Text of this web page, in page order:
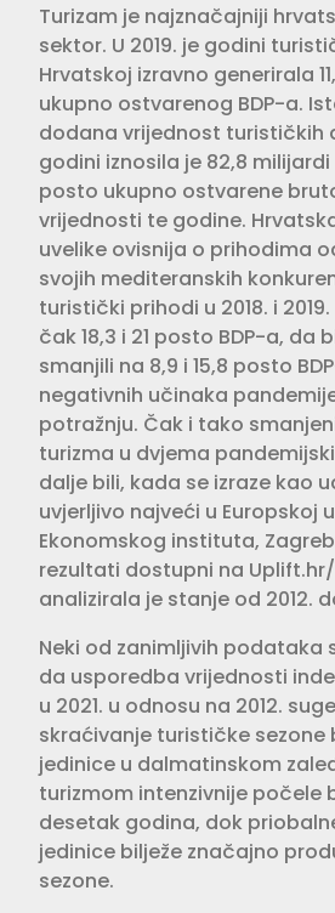
Turizam je najznačajniji
sektor. U 2019. je godini
Hrvatskoj izravno generirala
ukupno ostvarenog BDP-a.
dodana vrijednost turističkih
godini iznosila je 82,8
posto ukupno ostvarene
vrijednosti te godine.
uvelike ovisnija o prihodima
svojih mediteranskih
turistički prihodi u 2018. i
čak 18,3 i 21 posto BDP-a, da
smanjili na 8,9 i 15,8 posto
negativnih učinaka
potražnju. Čak i tako
turizma u dvjema
dalje bili, kada se izraze kao
uvjerljivo najveći u Europskoj
Ekonomskog instituta,
rezultati dostupni na
analizirala je stanje od 2012.
Neki od zanimljivih podataka
da usporedba vrijednosti
u 2021. u odnosu na 2012.
skraćivanje turističke sezone
jedinice u dalmatinskom
turizmom intenzivnije počele
desetak godina, dok
jedinice bilježe značajno
sezone.